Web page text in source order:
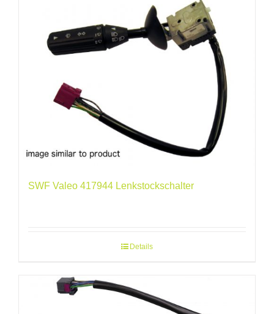
SWF Valeo 417944 Lenkstockschalter
Details